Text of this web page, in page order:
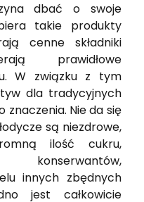
dbać o swoje
takie produkty
cenne składniki
prawidłowe
W związku z tym
dla tradycyjnych
znaczenia. Nie da się
są niezdrowe,
ilość cukru,
konserwantów,
innych zbędnych
jest całkowicie